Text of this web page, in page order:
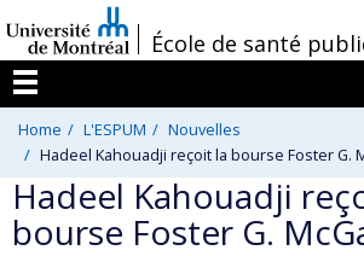
au
contenu
/École de santé
Menu
Home L'ESPUM
Nouvelles
Hadeel Kahouadji reçoit la bourse Foster G.
Hadeel Kahouadji
bourse Foster G.